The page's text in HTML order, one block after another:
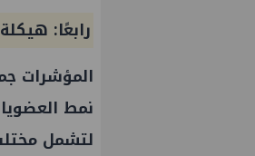
رابعًا:
المؤشرات
نمط
لتشمل